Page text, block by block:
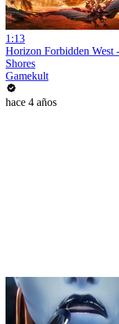
1:13
Horizon Forbidden West
Shores
Gamekult
hace 4 años